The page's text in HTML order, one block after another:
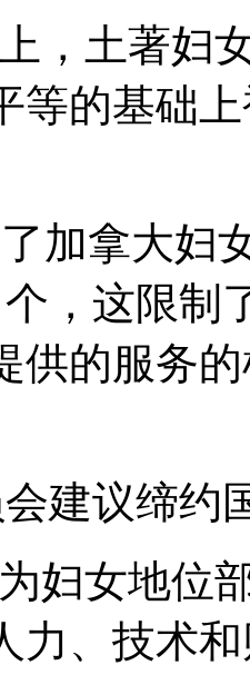
，土著妇
等的基础
加拿大妇
，这限制
供的服务
建议缔约
妇女地位
力、技术